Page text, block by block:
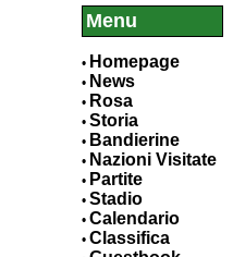
Menu
• Homepage
• News
• Rosa
• Storia
• Bandierine
• Nazioni Visitate
• Partite
• Stadio
• Calendario
• Classifica